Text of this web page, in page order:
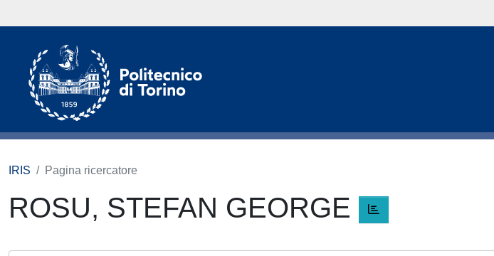
IRIS Pagina ricercatore
ROSU, STEFAN GEORGE